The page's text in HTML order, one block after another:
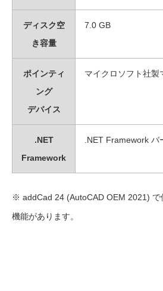
ディスク空
き容量
7.0 GB
ポインティ
ング
デバイス
マイクロソフト社製
.NET
Framework
.NET Framework
※ addCad 24 (AutoCAD OEM 2021) で
機能があります。